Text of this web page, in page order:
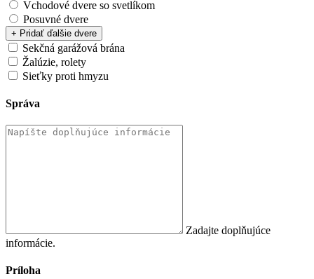
Vchodové dvere so svetlíkom
Posuvné dvere
+ Pridať ďalšie dvere
Sekčná garážová brána
Žalúzie, rolety
Sieťky proti hmyzu
Správa
Zadajte doplňujúce
informácie.
Príloha